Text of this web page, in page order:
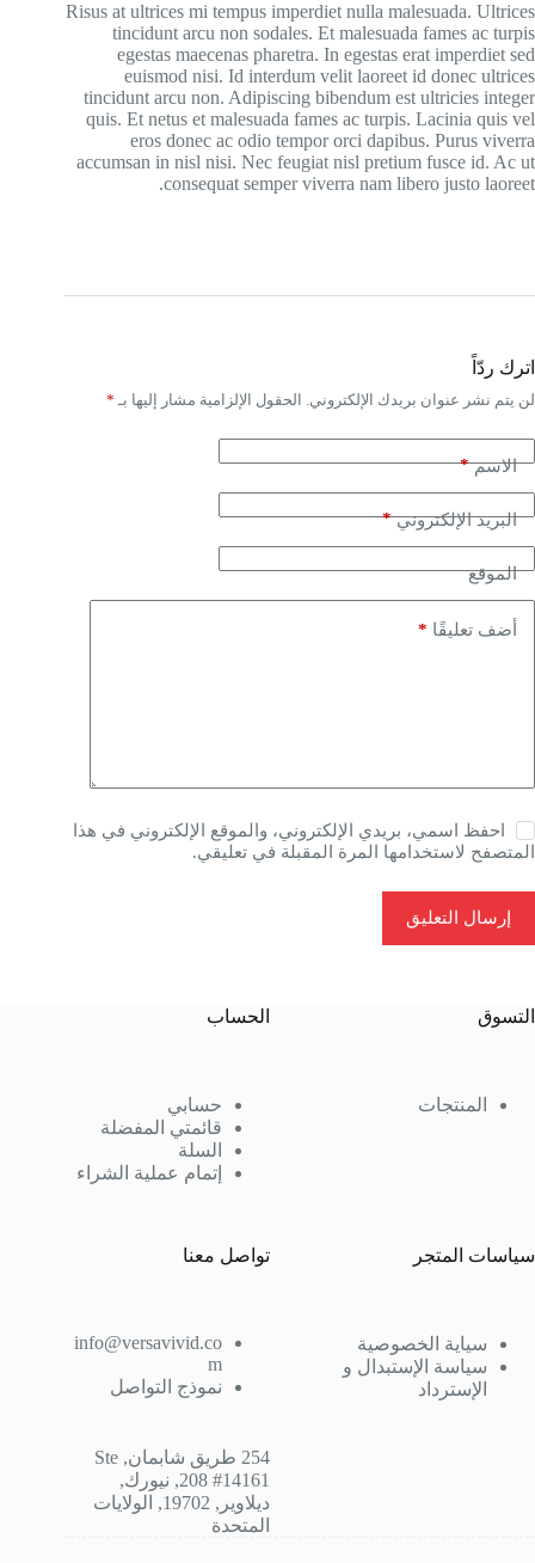
Risus at ultrices mi tempus imperdiet nulla malesuada. Ultrices
tincidunt arcu non sodales. Et malesuada fames ac turpis
egestas maecenas pharetra. In egestas erat imperdiet sed
euismod nisi. Id interdum velit laoreet id donec ultrices
tincidunt arcu non. Adipiscing bibendum est ultricies integer
quis. Et netus et malesuada fames ac turpis. Lacinia quis vel
eros donec ac odio tempor orci dapibus. Purus viverra
accumsan in nisl nisi. Nec feugiat nisl pretium fusce id. Ac ut
consequat semper viverra nam libero justo laoreet.
اترك ردّاً
لن يتم نشر عنوان بريدك الإلكتروني. الحقول الإلزامية مشار إليها بـ *
الاسم*
البريد الإلكتروني*
الموقع
أضف تعليقًا *
احفظ اسمي، بريدي الإلكتروني، والموقع الإلكتروني في هذا
المتصفح لاستخدامها المرة المقبلة في تعليقي.
إرسال التعليق
التسوق
المنتجات
الحساب
حسابي
قائمتي المفضلة
السلة
إتمام عملية الشراء
سياسات المتجر
سياية الخصوصية
سياسة الإستبدال و
الإسترداد
تواصل معنا
info@versavivid.co
m
نموذج التواصل
254 طريق شابمان, Ste
208 #14161, نيورك,
ديلاوير, 19702, الولايات
المتحدة